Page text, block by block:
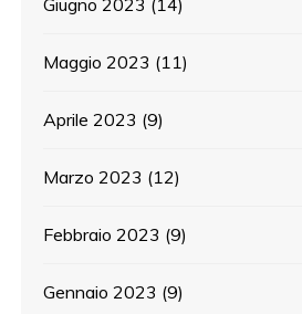
Giugno 2023 (14)
Maggio 2023 (11)
Aprile 2023 (9)
Marzo 2023 (12)
Febbraio 2023 (9)
Gennaio 2023 (9)